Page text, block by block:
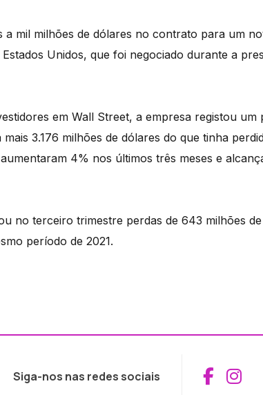
a mil milhões de dólares no contrato para um
Unidos, que foi negociado durante a
em Wall Street, a empresa registou um
3.176 milhões de dólares do que tinha
4% nos últimos três meses e
no terceiro trimestre perdas de 643 milhões
período de 2021.
Siga-nos nas redes sociais